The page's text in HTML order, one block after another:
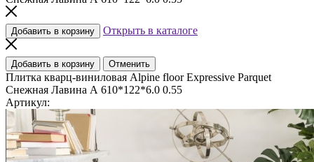
Добавить в корзину Открыть в каталоге
Добавить в корзину Отменить
Плитка кварц-виниловая Alpine floor Expressive Parquet
Снежная Лавина А 610*122*6.0 0.55
Артикул: